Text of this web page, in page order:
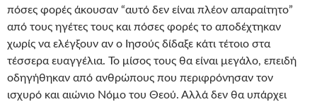
πόσες φορές άκουσαν “αυτό δεν είναι πλέον απαραίτητο”
από τους ηγέτες τους και πόσες φορές το αποδέχτηκαν
χωρίς να ελέγξουν αν ο Ιησούς δίδαξε κάτι τέτοιο στα
τέσσερα ευαγγέλια. Το μίσος τους θα είναι μεγάλο, επειδή
οδηγήθηκαν από ανθρώπους που περιφρόνησαν τον
ισχυρό και αιώνιο Νόμο του Θεού. Αλλά δεν θα υπάρχει